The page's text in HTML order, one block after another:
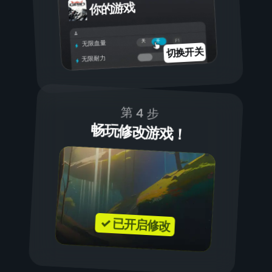
你的游戏
开
关
无限血量
无限耐力
切换开关
第 4 步
畅玩修改游戏！
✓ 已开启修改